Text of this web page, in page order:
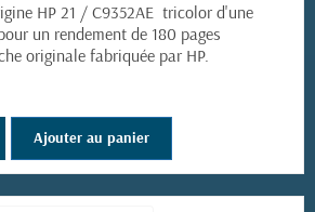
HP 21 / C9352AE tricolor d'une
un rendement de 180 pages
originale fabriquée par HP.
Ajouter au panier